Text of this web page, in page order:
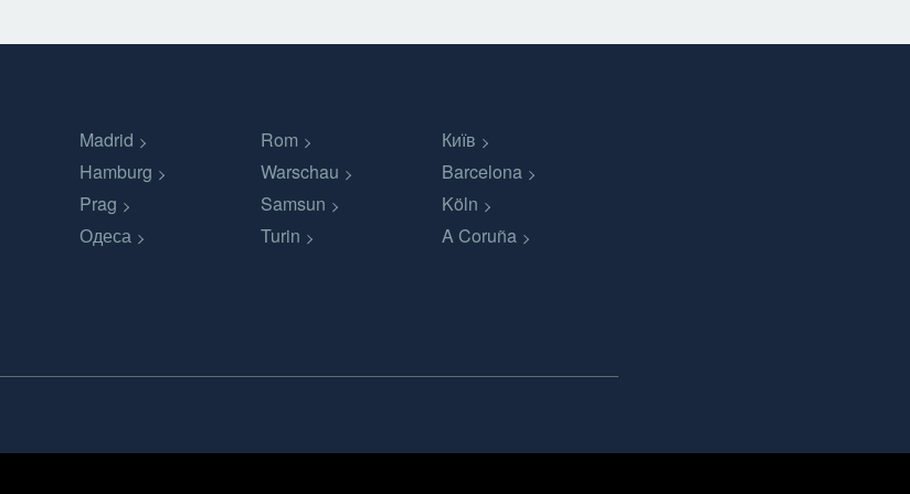
Madrid Rom
Київ
Hamburg Warschau
Barcelona
Prag Samsun
Köln
Одеса Turin A Coruña